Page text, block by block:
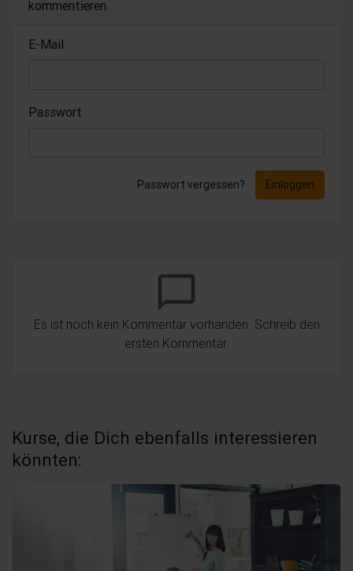
kommentieren.
E-Mail
Passwort
Passwort vergessen? Einloggen
chat_bubble_outline
Es ist noch kein Kommentar vorhanden. Schreib den
ersten Kommentar.
Kurse, die Dich ebenfalls interessieren
könnten: